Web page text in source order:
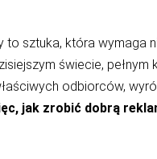
to sztuka, która wymaga
świecie,
odbiorców,
jak zrobić dobrą